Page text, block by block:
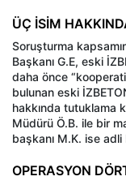
ÜÇ İSİM
Soruşturma
Başkanı G.E, eski
daha önce
bulunan eski
hakkında tutuklama
Müdürü Ö.B. ile bir
başkanı M.K. ise adli
OPERASYON